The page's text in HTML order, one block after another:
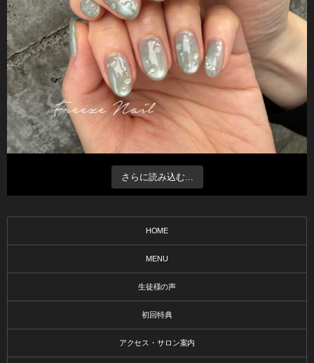
さらに読み込む...
HOME
MENU
生徒様の声
初回特典
アクセス・サロン案内